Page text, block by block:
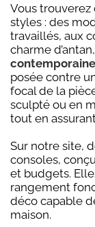
Vous
styles : des
travaillés, aux
charme
posée contre
focal de la
sculpté ou en
tout en
Sur notre site,
consoles,
et budgets.
rangement
déco capable
maison.